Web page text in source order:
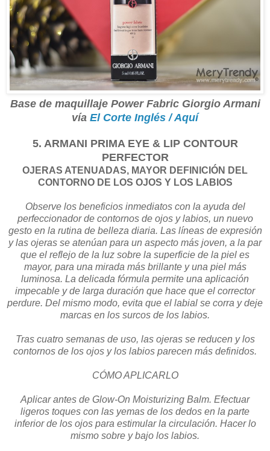
Base de maquillaje Power Fabric Giorgio Armani
vía El Corte Inglés / Aquí
5. ARMANI PRIMA EYE & LIP CONTOUR
PERFECTOR
OJERAS ATENUADAS, MAYOR DEFINICIÓN DEL
CONTORNO DE LOS OJOS Y LOS LABIOS
Observe los beneficios inmediatos con la ayuda del
perfeccionador de contornos de ojos y labios, un nuevo
gesto en la rutina de belleza diaria. Las líneas de expresión
y las ojeras se atenúan para un aspecto más joven, a la par
que el reflejo de la luz sobre la superficie de la piel es
mayor, para una mirada más brillante y una piel más
luminosa. La delicada fórmula permite una aplicación
impecable y de larga duración que hace que el corrector
perdure. Del mismo modo, evita que el labial se corra y deje
marcas en los surcos de los labios.
Tras cuatro semanas de uso, las ojeras se reducen y los
contornos de los ojos y los labios parecen más definidos.
CÓMO APLICARLO
Aplicar antes de Glow-On Moisturizing Balm. Efectuar
ligeros toques con las yemas de los dedos en la parte
inferior de los ojos para estimular la circulación. Hacer lo
mismo sobre y bajo los labios.